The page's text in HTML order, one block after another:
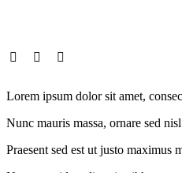
Lorem ipsum dolor sit amet,
Nunc mauris massa, ornare sed
Praesent sed est ut justo maximus